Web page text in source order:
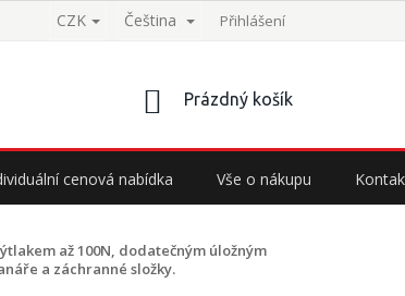
CZK Čeština Přihlášení
NÁKUPNÍ
Prázdný košík
cenová nabídka Vše o nákupu
až 100N, dodatečným úložným
a záchranné složky.